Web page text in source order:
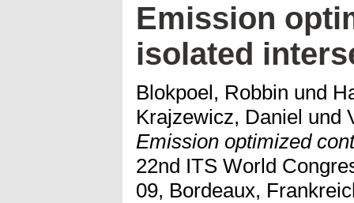
Emission
isolated
Blokpoel, Robbin und
Krajzewicz, Daniel und
Emission optimized
22nd ITS World
09, Bordeaux,